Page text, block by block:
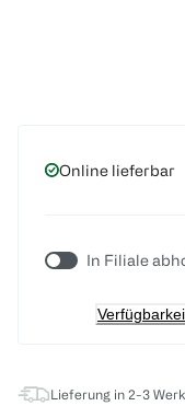
Online lieferbar
In Filiale
Lieferung in 2-3